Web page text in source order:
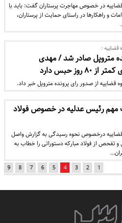
در خصوص مهاجرت پرستاران گفت: باید با
و راهکارها در راستای حمایت از پرستاران،
قضاییه :
متروپل صادر شد / مهدی
۸۰ روز حبس دارد
قضاییه از صدور رای پرونده متروپل خبر داد.
مهم رئیس عدلیه در خصوص فولاد
درخصوص نحوه رسیدگی به گزارش واصل
تفحص از فولاد مبارکه دستوراتی را خطاب به
1
2
3
4
5
6
7
8
9